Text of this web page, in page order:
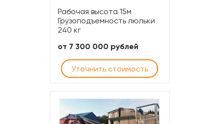
Рабочая высота 15м
Грузоподъемность люльки
240 кг
от 7 300 000 рублей
Уточнить стоимость